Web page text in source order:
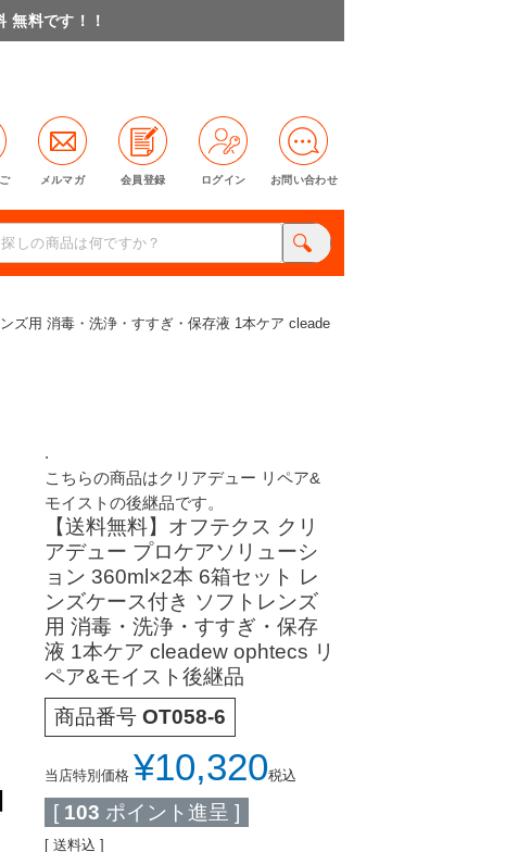
無料です！！
メルマガ 会員登録 ログイン お問い合わせ
ズ用 消毒・洗浄・すすぎ・保存液 1本ケア cleade
.
こちらの商品はクリアデュー リペア&
モイストの後継品です。
【送料無料】オフテクス クリ
アデュー プロケアソリューシ
ョン 360ml×2本 6箱セット レ
ンズケース付き ソフトレンズ
用 消毒・洗浄・すすぎ・保存
液 1本ケア cleadew ophtecs リ
ペア&モイスト後継品
商品番号 OT058-6
当店特別価格 ¥10,320税込
[ 103 ポイント進呈 ]
送料込